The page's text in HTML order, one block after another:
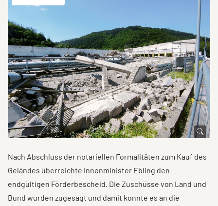
Nach Abschluss der notariellen Formalitäten zum Kauf des
Geländes überreichte Innenminister Ebling den
endgültigen Förderbescheid. Die Zuschüsse von Land und
Bund wurden zugesagt und damit konnte es an die